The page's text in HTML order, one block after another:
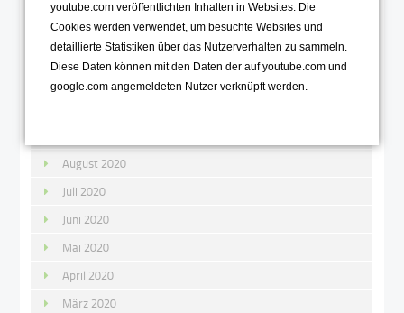
Dezember 2020
November 2020
August 2020
Juli 2020
Juni 2020
Mai 2020
April 2020
März 2020
youtube.com veröffentlichten Inhalten in Websites. Die
Cookies werden verwendet, um besuchte Websites und
detaillierte Statistiken über das Nutzerverhalten zu sammeln.
Diese Daten können mit den Daten der auf youtube.com und
google.com angemeldeten Nutzer verknüpft werden.